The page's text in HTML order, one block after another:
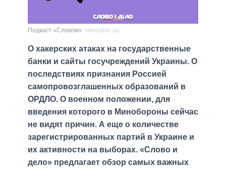
Подкаст «Словом» slovoidilo.ua
О хакерских атаках на государственные
банки и сайты госучреждений Украины. О
последствиях признания Россией
самопровозглашенных образований в
ОРДЛО. О военном положении, для
введения которого в Минобороны сейчас
не видят причин. А еще о количестве
зарегистрированных партий в Украине и
их активности на выборах. «Слово и
дело» предлагает обзор самых важных